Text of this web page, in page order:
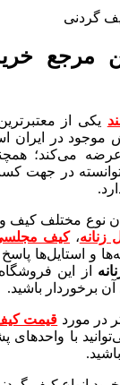
مرجع
یکی از
در ایران
می‌کند؛
در جهت
نوع مختلف
زنانه،کیف مجلسی
و استایل‌ها
از این
آن برخوردار باشید.
در مورد قیمت
با واحدهای